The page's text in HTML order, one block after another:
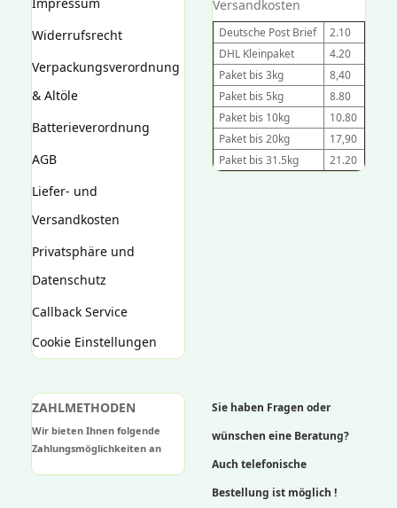
Widerrufsrecht
Verpackungsverordnung
& Altöle
Batterieverordnung
AGB
Liefer- und
Versandkosten
Privatsphäre und
Datenschutz
Callback Service
Cookie Einstellungen
Versandkosten
Deutsche Post Brief
2.10
DHL Kleinpaket
4.20
Paket bis 3kg
8,40
Paket bis 5kg
8.80
Paket bis 10kg
10.80
Paket bis 20kg
17,90
Paket bis 31.5kg
21.20
ZAHLMETHODEN
Wir bieten Ihnen folgende
Zahlungsmöglichkeiten an
Sie haben Fragen oder
wünschen eine Beratung?
Auch telefonische
Bestellung ist möglich !